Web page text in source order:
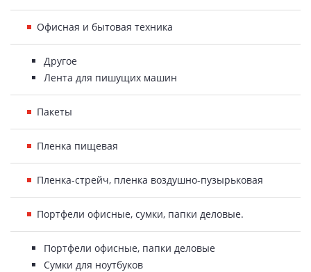
Офисная и бытовая техника
Другое
Лента для пишущих машин
Пакеты
Пленка пищевая
Пленка-стрейч, пленка воздушно-пузырьковая
Портфели офисные, сумки, папки деловые.
Портфели офисные, папки деловые
Сумки для ноутбуков